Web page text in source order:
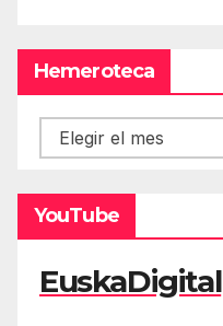
Hemeroteca
Hemeroteca
YouTube
EuskaDigital